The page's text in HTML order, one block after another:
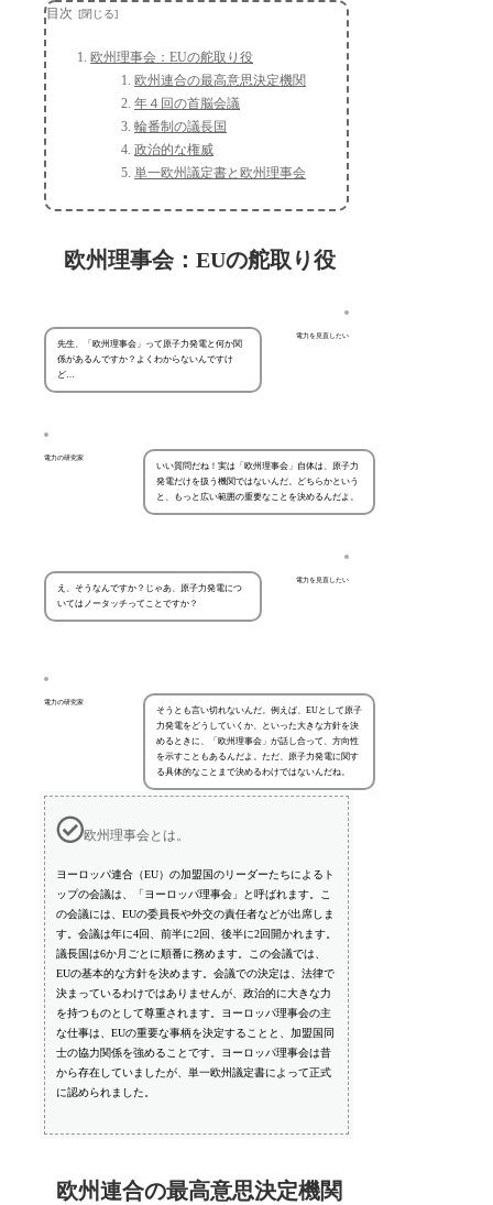
目次
欧州理事会：EUの舵取り役
欧州連合の最高意思決定機関
年４回の首脳会議
輪番制の議長国
政治的な権威
単一欧州議定書と欧州理事会
欧州理事会：EUの舵取り役
電力を見直したい
先生、「欧州理事会」って原子力発電と何か関
係があるんですか？よくわからないんですけ
ど…
電力の研究家
いい質問だね！実は「欧州理事会」自体は、原子力
発電だけを扱う機関ではないんだ。どちらかという
と、もっと広い範囲の重要なことを決めるんだよ。
電力を見直したい
え、そうなんですか？じゃあ、原子力発電につ
いてはノータッチってことですか？
電力の研究家
そうとも言い切れないんだ。例えば、EUとして原子
力発電をどうしていくか、といった大きな方針を決
めるときに、「欧州理事会」が話し合って、方向性
を示すこともあるんだよ。ただ、原子力発電に関す
る具体的なことまで決めるわけではないんだね。
欧州理事会とは。
ヨーロッパ連合（EU）の加盟国のリーダーたちによるト
ップの会議は、「ヨーロッパ理事会」と呼ばれます。こ
の会議には、EUの委員長や外交の責任者などが出席しま
す。会議は年に4回、前半に2回、後半に2回開かれます。
議長国は6か月ごとに順番に務めます。この会議では、
EUの基本的な方針を決めます。会議での決定は、法律で
決まっているわけではありませんが、政治的に大きな力
を持つものとして尊重されます。ヨーロッパ理事会の主
な仕事は、EUの重要な事柄を決定することと、加盟国同
士の協力関係を強めることです。ヨーロッパ理事会は昔
から存在していましたが、単一欧州議定書によって正式
に認められました。
欧州連合の最高意思決定機関